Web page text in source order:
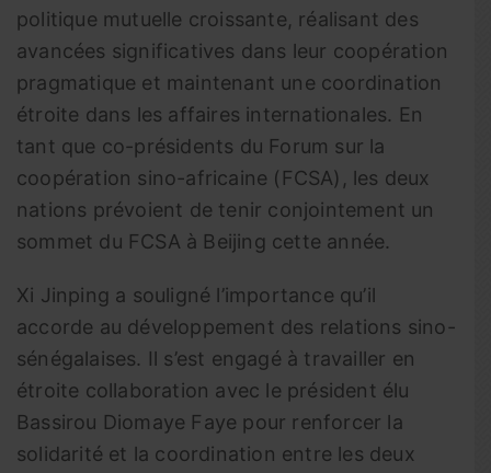
politique mutuelle croissante, réalisant des
avancées significatives dans leur coopération
pragmatique et maintenant une coordination
étroite dans les affaires internationales. En
tant que co-présidents du Forum sur la
coopération sino-africaine (FCSA), les deux
nations prévoient de tenir conjointement un
sommet du FCSA à Beijing cette année.
Xi Jinping a souligné l’importance qu’il
accorde au développement des relations sino-
sénégalaises. Il s’est engagé à travailler en
étroite collaboration avec le président élu
Bassirou Diomaye Faye pour renforcer la
solidarité et la coordination entre les deux